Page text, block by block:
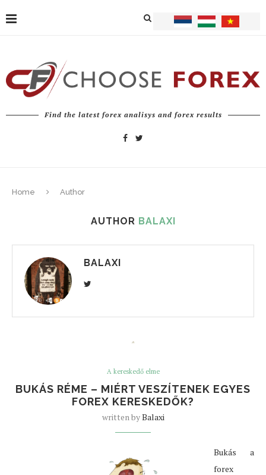
Find the latest forex analisys and forex results
Home Author
AUTHOR BALAXI
BALAXI
A kereskedő elme
BUKÁS RÉME – MIÉRT VESZÍTENEK EGYES
FOREX KERESKEDŐK?
written byBalaxi
Bukás a
forex